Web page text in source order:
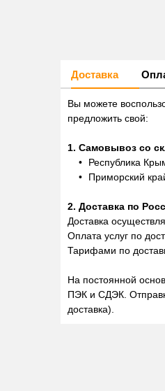
Доставка
Вы можете
предложить свой:
1. Самовывоз со
Республика
Приморский
2. Доставка по
Доставка
Оплата услуг по
Тарифами по
На постоянной
ПЭК и СДЭК.
доставка).